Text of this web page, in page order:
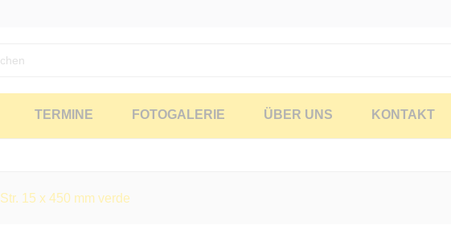
TERMINE FOTOGALERIE ÜBER UNS KONTAKT
Str. 15 x 450 mm verde